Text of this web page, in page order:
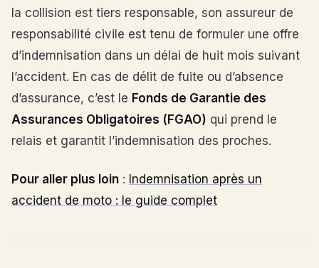
la collision est tiers responsable, son assureur de
responsabilité civile est tenu de formuler une offre
d’indemnisation dans un délai de huit mois suivant
l’accident. En cas de délit de fuite ou d’absence
d’assurance, c’est le Fonds de Garantie des
Assurances Obligatoires (FGAO) qui prend le
relais et garantit l’indemnisation des proches.
Pour aller plus loin : Indemnisation après un
accident de moto : le guide complet